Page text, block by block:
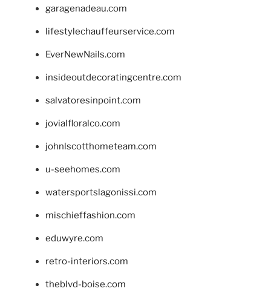
garagenadeau.com
lifestylechauffeurservice.com
EverNewNails.com
insideoutdecoratingcentre.com
salvatoresinpoint.com
jovialfloralco.com
johnlscotthometeam.com
u-seehomes.com
watersportslagonissi.com
mischieffashion.com
eduwyre.com
retro-interiors.com
theblvd-boise.com